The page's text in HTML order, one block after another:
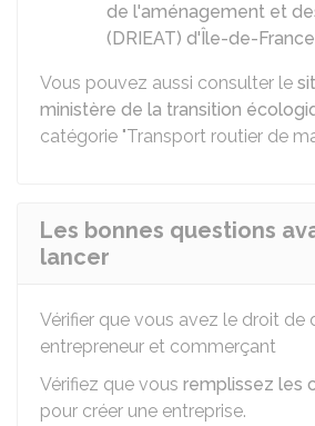
de l'aménagement et
(DRIEAT) d'Île-de-France
Vous pouvez aussi consulter le
ministère de la transition
catégorie "Transport routier de
Les bonnes questions
lancer
Vérifier que vous avez le droit de
entrepreneur et commerçant
Vérifiez que vous remplissez les
pour créer une entreprise.